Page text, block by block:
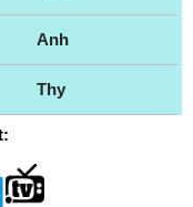
Anh
Thy